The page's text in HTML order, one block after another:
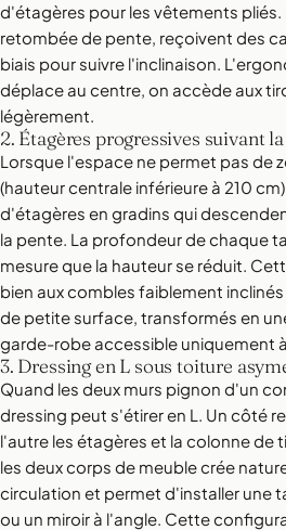
d'étagères pour les vêtements
retombée de pente, reçoivent des
biais pour suivre l'inclinaison.
déplace au centre, on accède aux
légèrement.
2. Étagères progressives suivant
Lorsque l'espace ne permet pas de
(hauteur centrale inférieure à 210
d'étagères en gradins qui
la pente. La profondeur de chaque
mesure que la hauteur se réduit.
bien aux combles faiblement inclinés
de petite surface, transformés en
garde-robe accessible uniquement
3. Dressing en L sous toiture
Quand les deux murs pignon d'un
dressing peut s'étirer en L. Un côté
l'autre les étagères et la colonne de
les deux corps de meuble crée
circulation et permet d'installer une
ou un miroir à l'angle. Cette